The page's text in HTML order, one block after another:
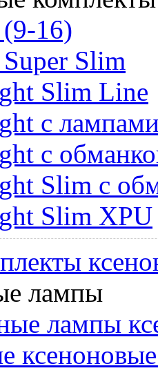
16)
Slim
Slim Line
с
с
Slim с
Slim XPU
лампы
лампы